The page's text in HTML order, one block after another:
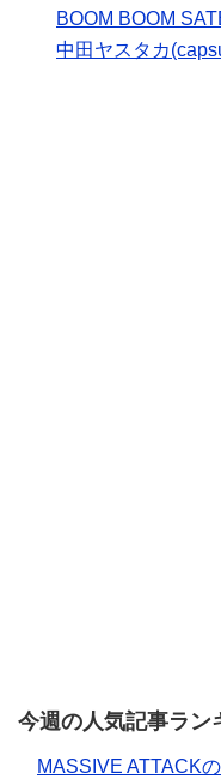
BOOM BOOM
中田ヤスタカ
今週の人気記事ラ
MASSIVE ATTACK